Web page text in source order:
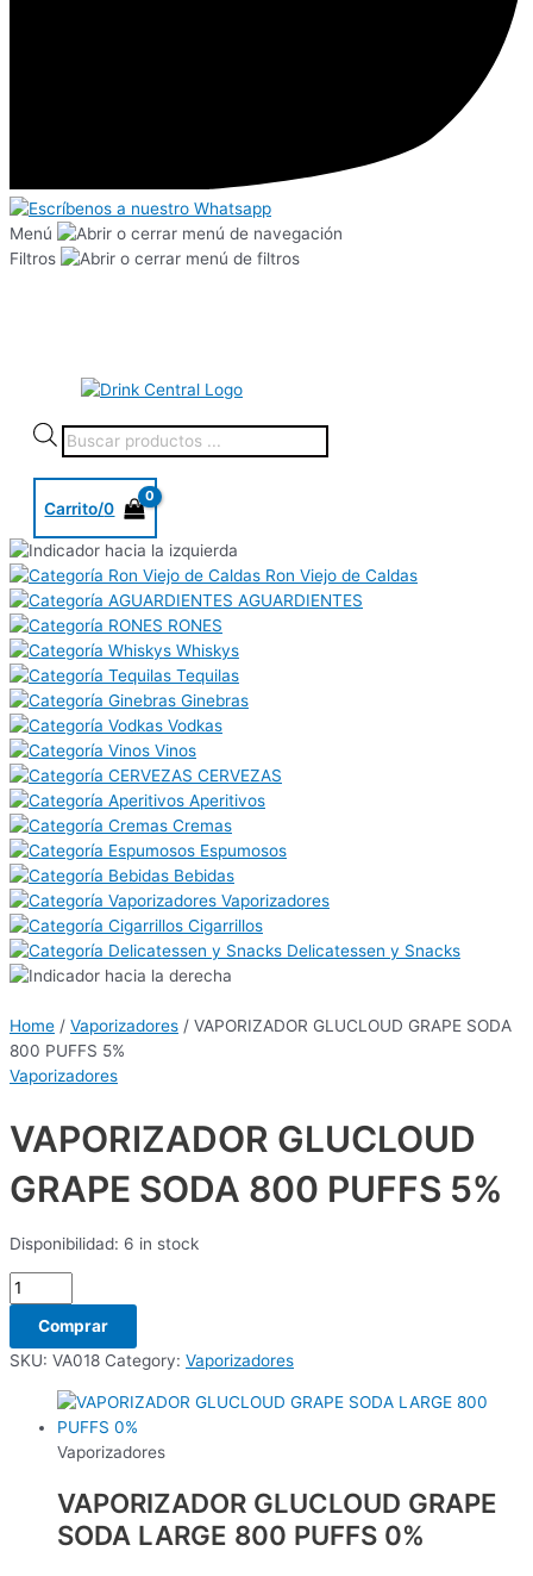
Menú
Filtros
Carrito/0
Ron Viejo de Caldas
AGUARDIENTES
RONES
Whiskys
Tequilas
Ginebras
Vodkas
Vinos
CERVEZAS
Aperitivos
Cremas
Espumosos
Bebidas
Vaporizadores
Cigarrillos
Delicatessen y Snacks
Home / Vaporizadores / VAPORIZADOR GLUCLOUD GRAPE SODA
800 PUFFS 5%
Vaporizadores
VAPORIZADOR GLUCLOUD
GRAPE SODA 800 PUFFS 5%
Disponibilidad: 6 in stock
Comprar
SKU: VA018 Category: Vaporizadores
Vaporizadores
VAPORIZADOR GLUCLOUD GRAPE
SODA LARGE 800 PUFFS 0%